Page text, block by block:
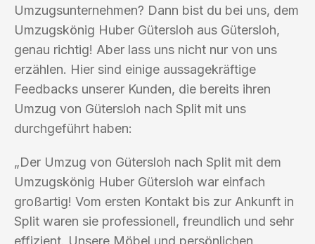
Umzugsunternehmen? Dann bist du bei uns, dem
Umzugskönig Huber Gütersloh aus Gütersloh,
genau richtig! Aber lass uns nicht nur von uns
erzählen. Hier sind einige aussagekräftige
Feedbacks unserer Kunden, die bereits ihren
Umzug von Gütersloh nach Split mit uns
durchgeführt haben:
„Der Umzug von Gütersloh nach Split mit dem
Umzugskönig Huber Gütersloh war einfach
großartig! Vom ersten Kontakt bis zur Ankunft in
Split waren sie professionell, freundlich und sehr
effizient. Unsere Möbel und persönlichen